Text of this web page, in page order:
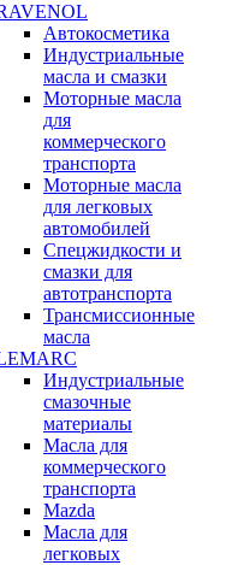
Автокосметика
Индустриальные
масла и смазки
Моторные масла
для
коммерческого
транспорта
Моторные масла
для легковых
автомобилей
Спецжидкости и
смазки для
автотранспорта
Трансмиссионные
масла
Индустриальные
смазочные
материалы
Масла для
коммерческого
транспорта
Mazda
Масла для
легковых